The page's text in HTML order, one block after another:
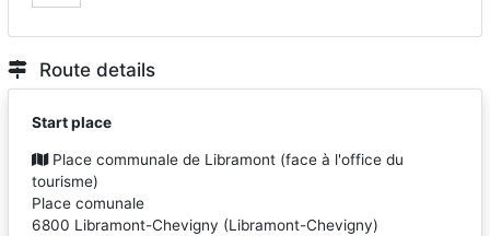
Route details
Start place
Place communale de Libramont (face à l'office du
tourisme)
Place comunale
6800 Libramont-Chevigny (Libramont-Chevigny)